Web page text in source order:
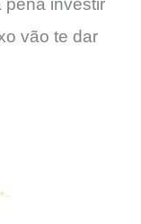
pena investir
vão te dar